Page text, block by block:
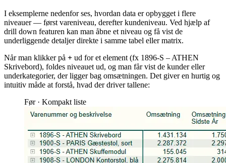
I eksemplerne nedenfor ses, hvordan data er opbygget i flere
niveauer — først vareniveau, derefter kundeniveau. Ved hjælp af
drill down featuren kan man åbne et niveau og få vist de
underliggende detaljer direkte i samme tabel eller matrix.
Når man klikker på + ud for et element (fx 1896-S – ATHEN
Skrivebord), foldes niveauet ud, og man får vist de kunder eller
underkategorier, der ligger bag omsætningen. Det giver en hurtig og
intuitiv måde at forstå, hvad der driver tallene:
Før · Kompakt liste